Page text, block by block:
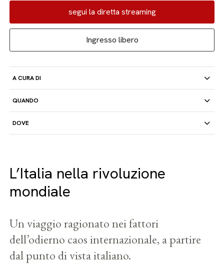
segui la diretta streaming
Ingresso libero
A CURA DI
QUANDO
DOVE
L’Italia nella rivoluzione
mondiale
Un viaggio ragionato nei fattori
dell’odierno caos internazionale, a partire
dal punto di vista italiano.